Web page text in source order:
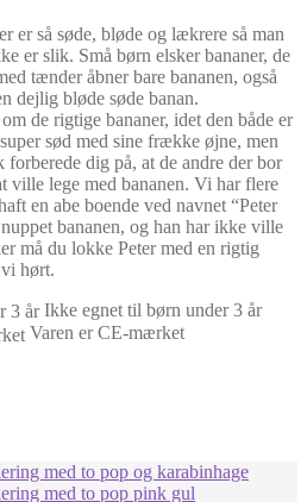
er så søde, bløde og lækrere så man
er slik. Små børn elsker bananer, de
tænder åbner bare bananen, også
dejlig bløde søde banan.
de rigtige bananer, idet den både er
sød med sine frække øjne, men
forberede dig på, at de andre der bor
ville lege med bananen. Vi har flere
en abe boende ved navnet “Peter
bananen, og han har ikke ville
må du lokke Peter med en rigtig
hørt.
Ikke egnet til børn under 3 år
Varen er CE-mærket